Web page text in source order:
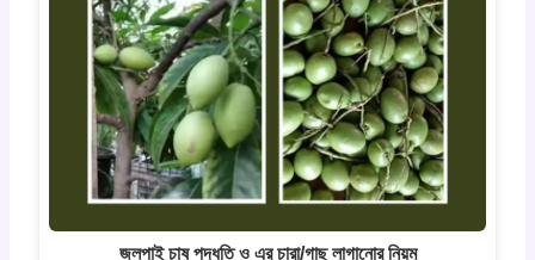
জলপাই চাষ পদ্ধতি ও এর চারা/গাছ লাগানোর নিয়ম